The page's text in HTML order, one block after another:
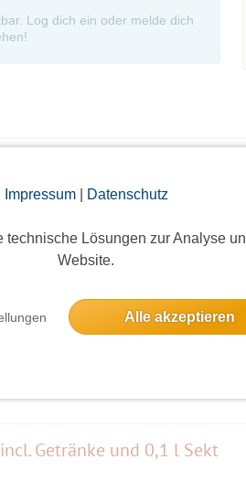
Impressum| Datenschutz
Lösungen zur Analyse
Website.
Alle akzeptieren
Log dich ein oder melde dich
Getränke und 0,1 l Sekt